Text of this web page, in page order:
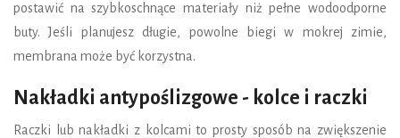
postawić na szybkoschnące materiały niż pełne wodoodporne
buty. Jeśli planujesz długie, powolne biegi w mokrej zimie,
membrana może być korzystna.
Nakładki antypoślizgowe - kolce i raczki
Raczki lub nakładki z kolcami to prosty sposób na zwiększenie